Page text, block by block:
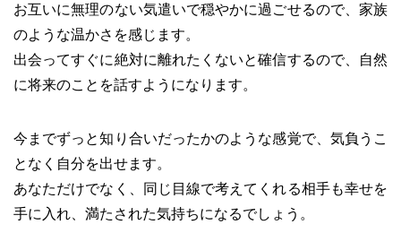
お互いに無理のない気遣いで穏やかに過ごせるので、家族
のような温かさを感じます。
出会ってすぐに絶対に離れたくないと確信するので、自然
に将来のことを話すようになります。
今までずっと知り合いだったかのような感覚で、気負うこ
となく自分を出せます。
あなただけでなく、同じ目線で考えてくれる相手も幸せを
手に入れ、満たされた気持ちになるでしょう。